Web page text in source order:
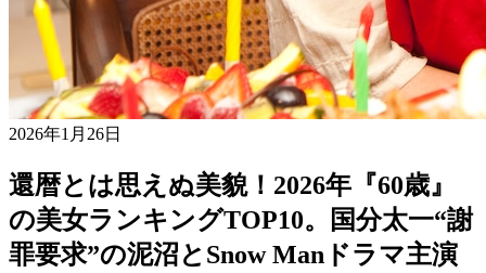
2026年1月26日
還暦とは思えぬ美貌！2026年『60歳』
の美女ランキングTOP10。国分太一“謝
罪要求”の泥沼とSnow Manドラマ主演